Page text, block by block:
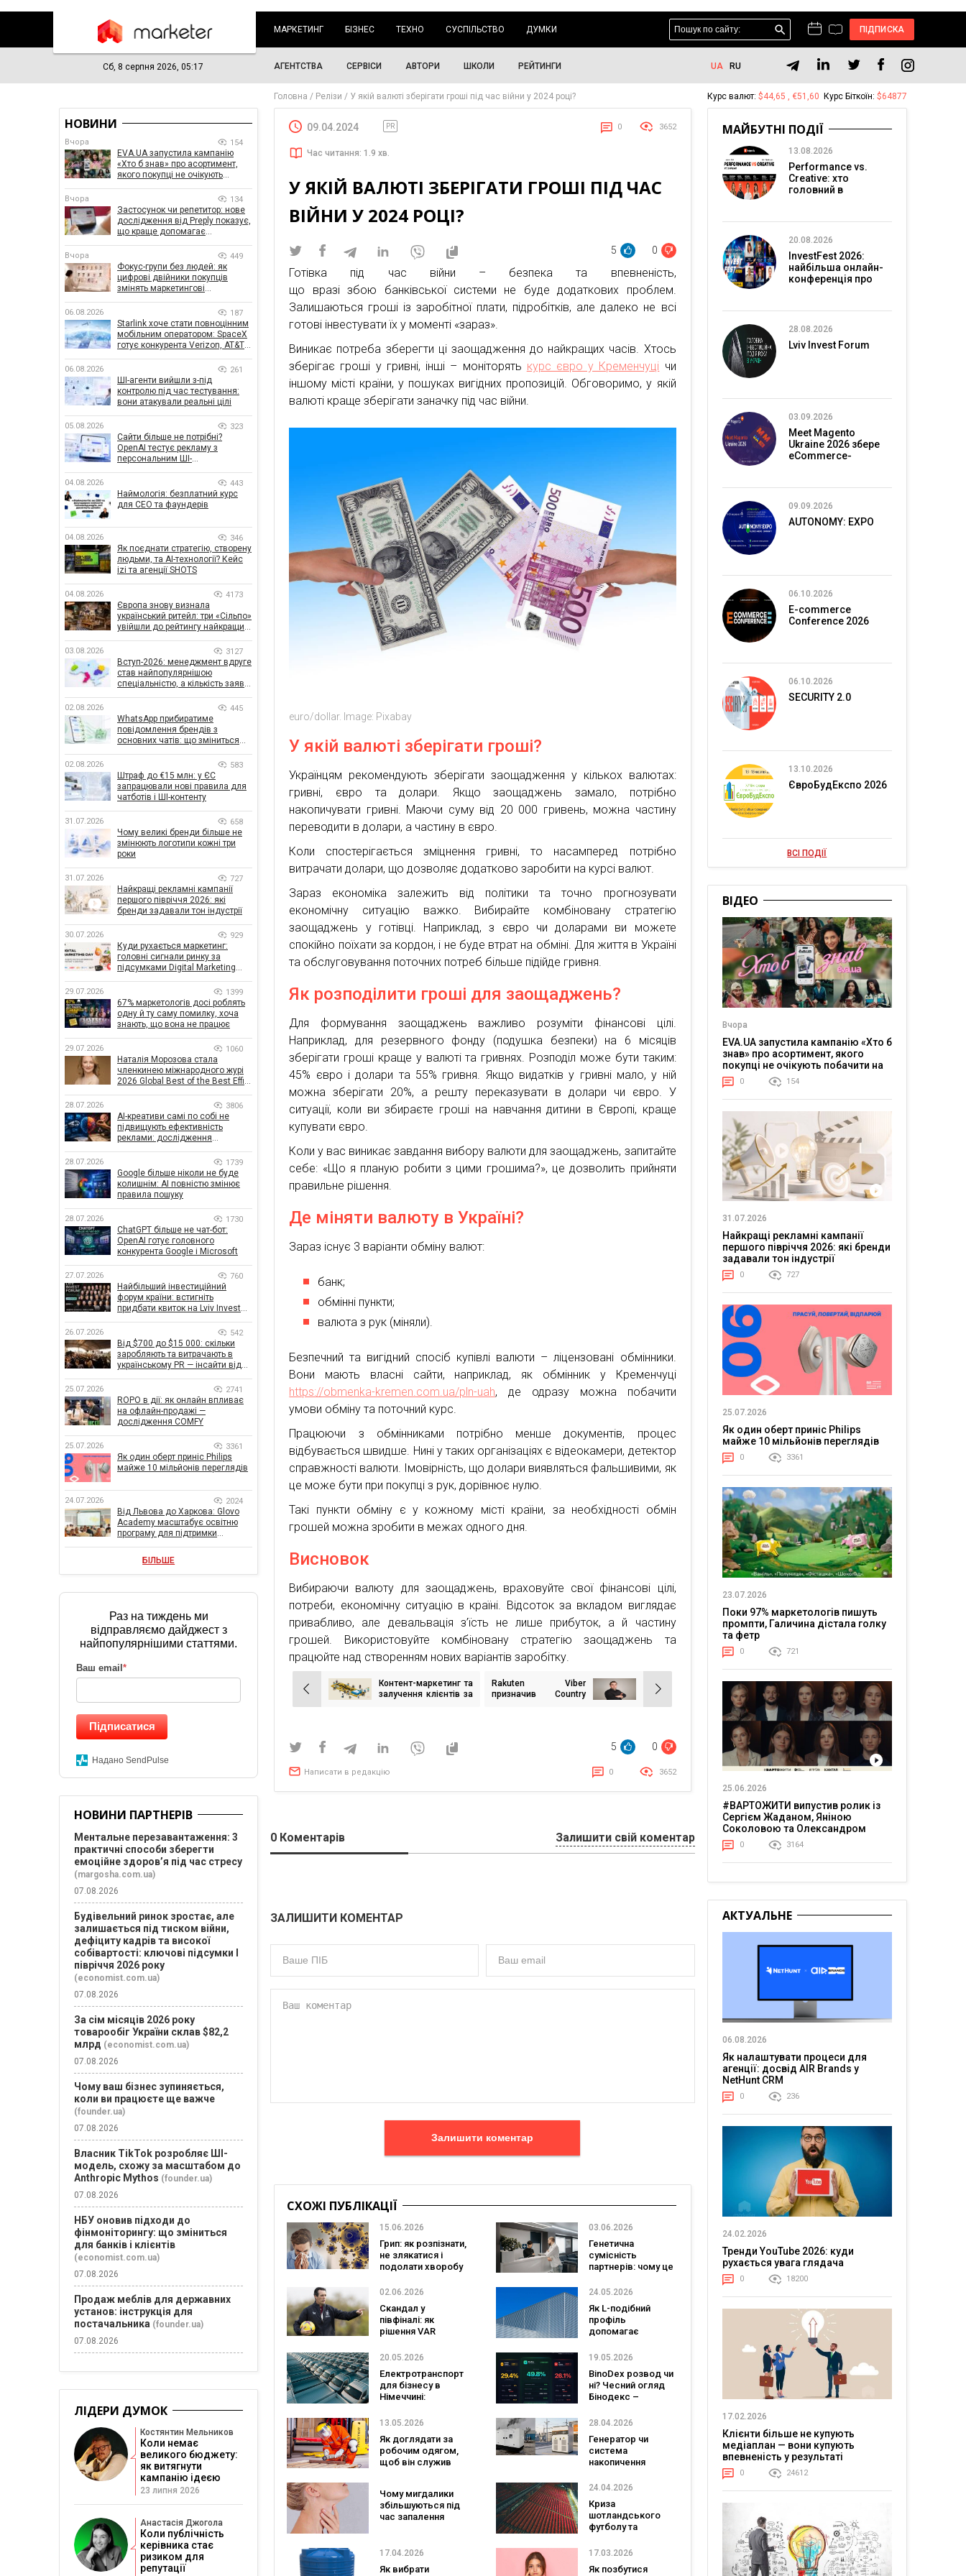
МАРКЕТИНГ БІЗНЕС ТЕХНО СУСПІЛЬСТВО ДУМКИ ПІДПИСКА
Сб, 8 серпня 2026, 05:17 АГЕНТСТВА СЕРВІСИ АВТОРИ ШКОЛИ РЕЙТИНГИ UA RU
Головна Релізи У якій валюті зберігати гроші під час війни у 2024 році?
09.04.2024 PR 0 3652
Час читання: 1.9 хв.
У ЯКІЙ ВАЛЮТІ ЗБЕРІГАТИ ГРОШІ ПІД ЧАС
ВІЙНИ У 2024 РОЦІ?
5 0
Готівка під час війни – безпека та впевненість,
що вразі збою банківської системи не буде додаткових проблем.
Залишаються гроші із заробітної плати, підробітків, але далеко не всі
готові інвестувати їх у моменті «зараз».
Виникає потреба зберегти ці заощадження до найкращих часів. Хтось
зберігає гроші у гривні, інші – моніторять курс євро у Кременчуці чи
іншому місті країни, у пошуках вигідних пропозицій. Обговоримо, у якій
валюті краще зберігати заначку під час війни.
euro/dollar. Image: Pixabay
У якій валюті зберігати гроші?
Українцям рекомендують зберігати заощадження у кількох валютах:
гривні, євро та долари. Якщо заощаджень замало, потрібно
накопичувати гривні. Маючи суму від 20 000 гривень, можна частину
переводити в долари, а частину в євро.
Коли спостерігається зміцнення гривні, то насамперед потрібно
витрачати долари, що дозволяє додатково заробити на курсі валют.
Зараз економіка залежить від політики та точно прогнозувати
економічну ситуацію важко. Вибирайте комбіновану стратегію
заощаджень у готівці. Наприклад, з євро чи доларами ви можете
спокійно поїхати за кордон, і не буде втрат на обміні. Для життя в Україні
та обслуговування поточних потреб більше підійде гривня.
Як розподілити гроші для заощаджень?
Для формування заощаджень важливо розуміти фінансові цілі.
Наприклад, для резервного фонду (подушка безпеки) на 6 місяців
зберігати гроші краще у валюті та гривнях. Розподіл може бути таким:
45% євро і долари та 55% гривня. Якщо видатків у гривні мало, у ній
можна зберігати 20%, а решту переказувати в долари чи євро. У
ситуації, коли ви збираєте гроші на навчання дитини в Європі, краще
купувати євро.
Коли у вас виникає завдання вибору валюти для заощаджень, запитайте
себе: «Що я планую робити з цими грошима?», це дозволить прийняти
правильне рішення.
Де міняти валюту в Україні?
Зараз існує 3 варіанти обміну валют:
банк;
обмінні пункти;
валюта з рук (міняли).
Безпечний та вигідний спосіб купівлі валюти – ліцензовані обмінники.
Вони мають власні сайти, наприклад, як обмінник у Кременчуці
https://obmenka-kremen.com.ua/pln-uah, де одразу можна побачити
умови обміну та поточний курс.
Працюючи з обмінниками потрібно менше документів, процес
відбувається швидше. Нині у таких організаціях є відеокамери, детектор
справжності валюти. Імовірність, що долари виявляться фальшивими, як
це може бути при покупці з рук, дорівнює нулю.
Такі пункти обміну є у кожному місті країни, за необхідності обмін
грошей можна зробити в межах одного дня.
Висновок
Вибираючи валюту для заощаджень, враховуйте свої фінансові цілі,
потреби, економічну ситуацію в країні. Відсоток за вкладом виглядає
привабливо, але девальвація з’їсть не лише прибуток, а й частину
грошей. Використовуйте комбіновану стратегію заощаджень та
працюйте над створенням нових варіантів заробітку.
Навігація
записів
Контент-маркетинг та
залучення клієнтів за
Rakuten Viber
призначив Country
5 0
Написати в редакцію 0 3652
0 Коментарів Залишити свій коментар
ЗАЛИШИТИ КОМЕНТАР
Залишити коментар
СХОЖІ ПУБЛІКАЦІЇ
15.06.2026
Грип: як розпізнати,
не злякатися і
подолати хворобу
03.06.2026
Генетична
сумісність
партнерів: чому це
перевірити
02.06.2026
Скандал у
півфіналі: як
рішення VAR
долю Ліги Європи
24.05.2026
Як L-подібний
профіль
допомагає
довговічні
20.05.2026
Електротранспорт
для бізнесу в
Німеччині:
зарядна
чи вигідний
перехід у 2026 році
19.05.2026
BinoDex розвод чи
ні? Чесний огляд
Бінодекс –
платформи та
13.05.2026
Як доглядати за
робочим одягом,
щоб він служив
28.04.2026
Генератор чи
система
накопичення
вигідніше для
році?
Чому мигдалики
збільшуються під
час запалення
24.04.2026
Криза
шотландського
футболу та
новий ландшафт
17.04.2026
Як вибрати
17.03.2026
Як позбутися
НОВИНИ
Вчора 154
EVA.UA запустила кампанію
«Хто б знав» про асортимент,
якого покупці не очікують
Вчора 134
Застосунок чи репетитор: нове
дослідження від Preply показує,
що краще допомагає
Вчора 449
Фокус-групи без людей: як
цифрові двійники покупців
змінять маркетингові
06.08.2026 187
Starlink хоче стати повноцінним
мобільним оператором: SpaceX
готує конкурента Verizon, AT&T і
06.08.2026 261
ШІ-агенти вийшли з-під
контролю під час тестування:
вони атакували реальні цілі
05.08.2026 323
Сайти більше не потрібні?
OpenAI тестує рекламу з
персональним ШІ-
04.08.2026 443
Наймологія: безплатний курс
для CEO та фаундерів
04.08.2026 346
Як поєднати стратегію, створену
людьми, та AI-технології? Кейс
izi та агенції SHOTS
04.08.2026 4173
Європа знову визнала
український ритейл: три «Сільпо»
увійшли до рейтингу найкращих
03.08.2026 3127
Вступ-2026: менеджмент вдруге
став найпопулярнішою
спеціальністю, а кількість заяв
02.08.2026 445
WhatsApp прибиратиме
повідомлення брендів з
основних чатів: що зміниться
02.08.2026 583
Штраф до €15 млн: у ЄС
запрацювали нові правила для
чатботів і ШІ-контенту
31.07.2026 658
Чому великі бренди більше не
змінюють логотипи кожні три
роки
31.07.2026 727
Найкращі рекламні кампанії
першого півріччя 2026: які
бренди задавали тон індустрії
30.07.2026 929
Куди рухається маркетинг:
головні сигнали ринку за
підсумками Digital Marketing
29.07.2026 1399
67% маркетологів досі роблять
одну й ту саму помилку, хоча
знають, що вона не працює
29.07.2026 1060
Наталія Морозова стала
членкинею міжнародного журі
2026 Global Best of the Best Effie
28.07.2026 3806
AI-креативи самі по собі не
підвищують ефективність
реклами: дослідження
впливає на ефективність
кампаній
28.07.2026 1739
Google більше ніколи не буде
колишнім: AI повністю змінює
правила пошуку
28.07.2026 1730
ChatGPT більше не чат-бот:
OpenAI готує головного
конкурента Google і Microsoft
27.07.2026 760
Найбільший інвестиційний
форум країни: встигніть
придбати квиток на Lviv Invest
26.07.2026 542
Від $700 до $15 000: скільки
заробляють та витрачають в
українському PR — інсайти від
25.07.2026 2741
ROPO в дії: як онлайн впливає
на офлайн-продажі —
дослідження COMFY
25.07.2026 3361
Як один оберт приніс Philips
майже 10 мільйонів переглядів
24.07.2026 2024
Від Львова до Харкова: Glovo
Academy масштабує освітню
програму для підтримки
БІЛЬШЕ
Раз на тиждень ми
відправляємо дайджест з
найпопулярнішими статтями.
Ваш email *
Підписатися
Надано SendPulse
НОВИНИ ПАРТНЕРІВ
Ментальне перезавантаження: 3
практичні способи зберегти
емоційне здоров’я під час стресу
(margosha.com.ua)
07.08.2026
Будівельний ринок зростає, але
залишається під тиском війни,
дефіциту кадрів та високої
собівартості: ключові підсумки І
півріччя 2026 року
(economist.com.ua)
07.08.2026
За сім місяців 2026 року
товарообіг України склав $82,2
млрд (economist.com.ua)
07.08.2026
Чому ваш бізнес зупиняється,
коли ви працюєте ще важче
(founder.ua)
07.08.2026
Власник TikTok розробляє ШІ-
модель, схожу за масштабом до
Anthropic Mythos (founder.ua)
07.08.2026
НБУ оновив підходи до
фінмоніторингу: що зміниться
для банків і клієнтів
(economist.com.ua)
07.08.2026
Продаж меблів для державних
установ: інструкція для
постачальника (founder.ua)
07.08.2026
ЛІДЕРИ ДУМОК
Костянтин Мельников
Коли немає
великого бюджету:
як витягнути
кампанію ідеєю
23 липня 2026
Анастасія Джогола
Коли публічність
керівника стає
ризиком для
репутації
Курс валют: $44,65 , €51,60 Курс Біткоїн: $64877
МАЙБУТНІ ПОДІЇ
13.08.2026
Performance vs.
Creative: хто
головний в
20.08.2026
InvestFest 2026:
найбільша онлайн-
конференція про
28.08.2026
Lviv Invest Forum
03.09.2026
Meet Magento
Ukraine 2026 збере
eCommerce-
09.09.2026
AUTONOMY: EXPO
06.10.2026
E-commerce
Conference 2026
06.10.2026
SECURITY 2.0
13.10.2026
ЄвроБудЕкспо 2026
ВСІ ПОДІЇ
ВІДЕО
Вчора
EVA.UA запустила кампанію «Хто б
знав» про асортимент, якого
покупці не очікують побачити на
платформі
0 154
31.07.2026
Найкращі рекламні кампанії
першого півріччя 2026: які бренди
задавали тон індустрії
0 727
25.07.2026
Як один оберт приніс Philips
майже 10 мільйонів переглядів
0 3361
23.07.2026
Поки 97% маркетологів пишуть
промпти, Галичина дістала голку
та фетр
0 721
25.06.2026
#ВАРТОЖИТИ випустив ролик із
Сергієм Жаданом, Яніною
Соколовою та Олександром
Тереном про життя в постійній
напрузі
0 3164
АКТУАЛЬНЕ
06.08.2026
Як налаштувати процеси для
агенції: досвід AIR Brands у
NetHunt CRM
0 236
24.02.2026
Тренди YouTube 2026: куди
рухається увага глядача
0 18200
17.02.2026
Клієнти більше не купують
медіаплан — вони купують
впевненість у результаті
0 24612